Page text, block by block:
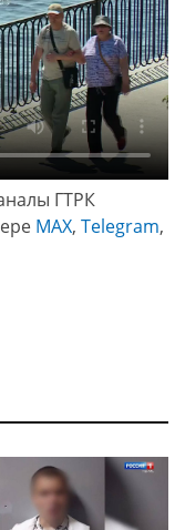
ГТРК
МАХ, Telegram,